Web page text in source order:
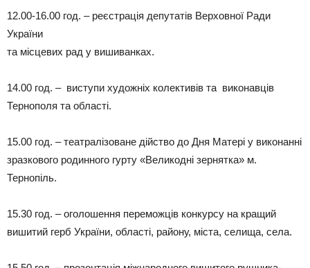
12.00-16.00 год. – реєстрація депутатів Верховної Ради
України
та місцевих рад у вишиванках.
14.00 год. – виступи художніх колективів та виконавців
Тернополя та області.
15.00 год. – театралізоване дійство до Дня Матері у виконанні
зразкового родинного гурту «Великодні зернятка» м.
Тернопіль.
15.30 год. – оголошення переможців конкурсу на кращий
вишитий герб України, області, району, міста, селища, села.